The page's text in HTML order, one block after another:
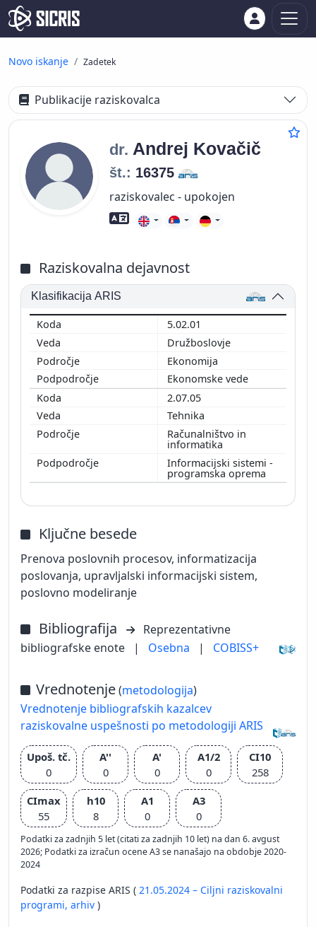
Novo iskanje Zadetek
Publikacije raziskovalca
dr. Andrej Kovačič
št.: 16375
raziskovalec - upokojen
Znanje tujih jezikov
Raziskovalna dejavnost
Klasifikacija ARIS
5.02.01
Družboslovje
Ekonomija
Ekonomske vede
2.07.05
Tehnika
Računalništvo in
informatika
Informacijski sistemi -
programska oprema
Ključne besede
Prenova poslovnih procesov, informatizacija
poslovanja, upravljalski informacijski sistem,
poslovno modeliranje
Bibliografija
Reprezentativne
bibliografske enote
| Osebna | COBISS+
Vrednotenje(metodologija)
Vrednotenje bibliografskih kazalcev
raziskovalne uspešnosti po metodologiji ARIS
Upoš. tč.
0
A''
0
A'
0
A1/2
0
CI10
258
CImax
55
h10
8
A1
0
A3
0
Podatki za zadnjih 5 let (citati za zadnjih 10 let) na dan 6. avgust
2026; Podatki za izračun ocene A3 se nanašajo na obdobje 2020-
2024
Podatki za razpise ARIS ( 21.05.2024 – Ciljni raziskovalni
programi, arhiv )